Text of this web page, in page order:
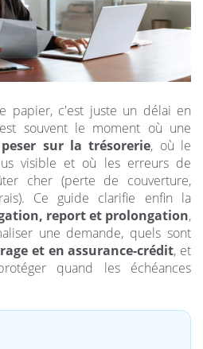
papier, c'est juste un délai en
souvent le moment où une
sur la trésorerie, où le
visible et où les erreurs de
cher (perte de couverture,
Ce guide clarifie enfin la
report et prolongation,
une demande, quels sont
et en assurance-crédit, et
quand les échéances